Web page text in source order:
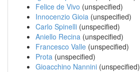
Felice de Vivo (unspecified)
Innocenzio Gioia (unspecified)
Carlo Spinelli (unspecified)
Aniello Recina (unspecified)
Francesco Valle (unspecified)
Prota (unspecified)
Gioacchino Nannini (unspecified)